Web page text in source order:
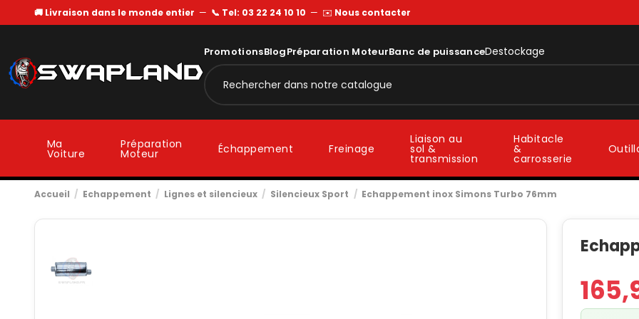
🚚 Livraison dans le monde entier — 📞 Tel: 03 22 24 10 10 — ✉️ Nous contacter
PromotionsBlogPréparation MoteurBanc de puissanceDestockage
Ma
Voiture
Préparation
Moteur Échappement Freinage
Liaison au
sol &
transmission
Habitacle
&
carrosserie
Accueil Echappement Lignes et silencieux Silencieux Sport Echappement inox Simons Turbo 76mm